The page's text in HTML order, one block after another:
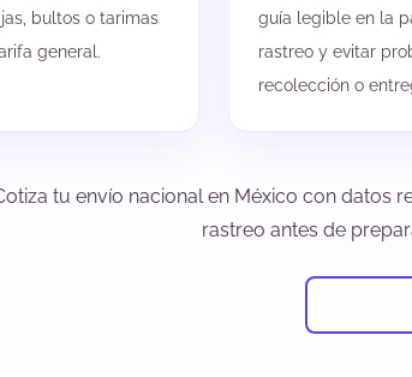
bultos o tarimas
general.
guía legible en la
rastreo y evitar
recolección o
tu envío nacional en México con datos
rastreo antes de